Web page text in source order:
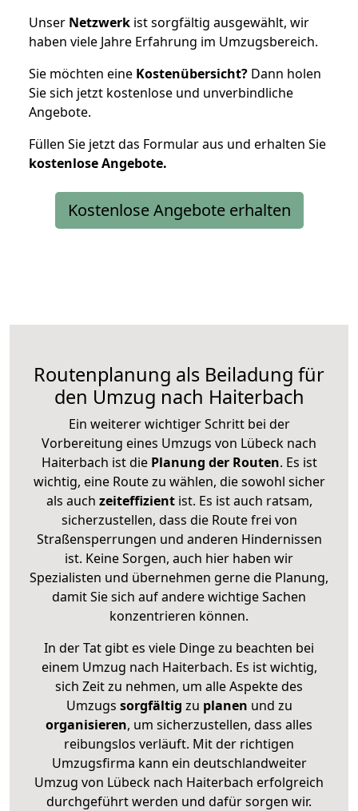
Unser Netzwerk ist sorgfältig ausgewählt, wir
haben viele Jahre Erfahrung im Umzugsbereich.
Sie möchten eine Kostenübersicht? Dann holen
Sie sich jetzt kostenlose und unverbindliche
Angebote.
Füllen Sie jetzt das Formular aus und erhalten Sie
kostenloseAngebote.
Kostenlose Angebote erhalten
Routenplanung als Beiladung für
den Umzug nach Haiterbach
Ein weiterer wichtiger Schritt bei der
Vorbereitung eines Umzugs von Lübeck nach
Haiterbach ist diePlanung der Routen. Es ist
wichtig, eine Route zu wählen, die sowohl sicher
als auch zeiteffizientist. Es ist auch ratsam,
sicherzustellen, dass die Route frei von
Straßensperrungen und anderen Hindernissen
ist. Keine Sorgen, auch hier haben wir
Spezialisten und übernehmen gerne die Planung,
damit Sie sich auf andere wichtige Sachen
konzentrieren können.
In der Tat gibt es viele Dinge zu beachten bei
einem Umzug nach Haiterbach. Es ist wichtig,
sich Zeit zu nehmen, um alle Aspekte des
Umzugs sorgfältig zu planen und zu
organisieren, um sicherzustellen, dass alles
reibungslos verläuft. Mit der richtigen
Umzugsfirma kann ein deutschlandweiter
Umzug von Lübeck nach Haiterbach erfolgreich
durchgeführt werden und dafür sorgen wir.